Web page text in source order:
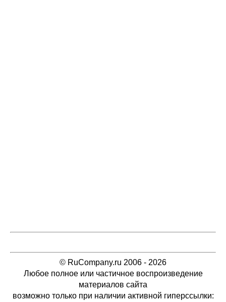
© RuCompany.ru 2006 - 2026
Любое полное или частичное воспроизведение
материалов сайта
возможно только при наличии активной гиперссылки: